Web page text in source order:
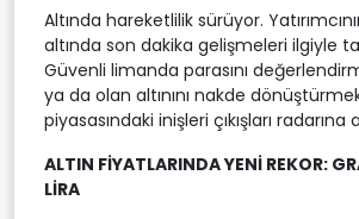
Altında hareketlilik sürüyor.
altında son dakika gelişmeleri ilgiyle
Güvenli limanda parasını
ya da olan altınını nakde
piyasasındaki inişleri çıkışları radarına
ALTIN FİYATLARINDA YENİ REKOR:
LİRA